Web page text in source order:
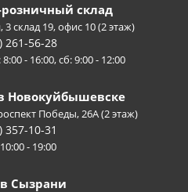
склад
склад 19, офис 10 (2 этаж)
261-56-28
- 16:00, сб: 9:00 - 12:00
Новокуйбышевске
Победы, 26А (2 этаж)
357-10-31
- 19:00
Сызрани